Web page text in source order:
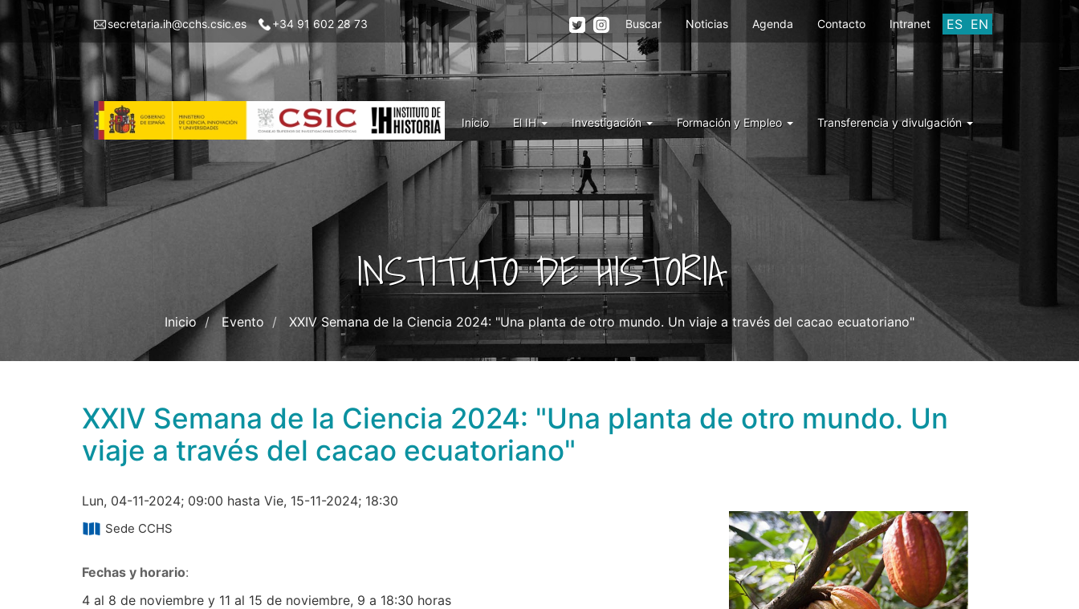
Pasar
contenido
principal
Menu
left
IH
secretaria.ih@cchs.csic.es +34 91 602 28 73 ES EN
Menu
top
right
IH
Buscar Noticias Agenda Contacto Intranet
Menu
IH
Inicio El IH Investigación Formación y Empleo Transferencia y divulgación
INSTITUTO DE HISTORIA
Inicio Evento XXIV Semana de la Ciencia 2024: "Una planta de otro mundo. Un viaje a través del cacao ecuatoriano"
XXIV Semana de la Ciencia 2024: "Una planta de otro mundo. Un
viaje a través del cacao ecuatoriano"
Lun, 04-11-2024; 09:00 hasta Vie, 15-11-2024; 18:30
Sede CCHS
Fechas y horario:
4 al 8 de noviembre y 11 al 15 de noviembre, 9 a 18:30 horas